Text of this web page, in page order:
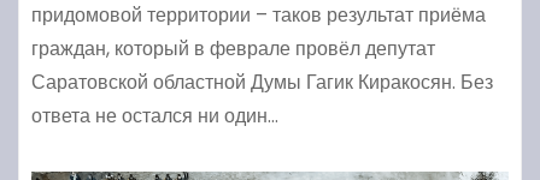
придомовой территории – таков результат приёма
граждан, который в феврале провёл депутат
Саратовской областной Думы Гагик Киракосян. Без
ответа не остался ни один…